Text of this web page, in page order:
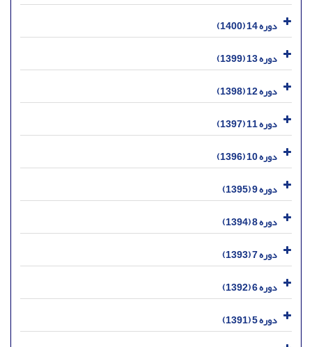
دوره 14 (1400)
دوره 13 (1399)
دوره 12 (1398)
دوره 11 (1397)
دوره 10 (1396)
دوره 9 (1395)
دوره 8 (1394)
دوره 7 (1393)
دوره 6 (1392)
دوره 5 (1391)